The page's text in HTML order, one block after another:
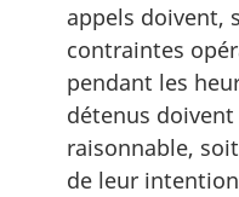
appels doivent,
contraintes
pendant les
détenus
raisonnable,
de leur